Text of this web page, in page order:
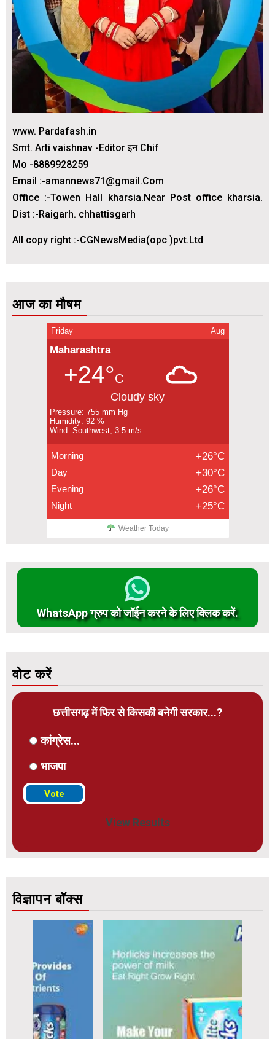
www. Pardafash.in
Smt. Arti vaishnav -Editor इन Chif
Mo -8889928259
Email :-amannews71@gmail.Com
Office :-Towen Hall kharsia.Near Post office kharsia.
Dist :-Raigarh. chhattisgarh
All copy right :-CGNewsMedia(opc )pvt.Ltd
आज का मौषम
Friday Aug
Maharashtra
+24°C
Cloudy sky
Pressure: 755 mm Hg
Humidity: 92 %
Wind: Southwest, 3.5 m/s
Morning +26°C
Day +30°C
Evening +26°C
Night +25°C
Weather Today
WhatsApp ग्रुप को जॉईन करने के लिए क्लिक करें.
वोट करें
छत्तीसगढ़ में फिर से किसकी बनेगी सरकार...?
कांग्रेस...
भाजपा
View Results
विज्ञापन बॉक्स